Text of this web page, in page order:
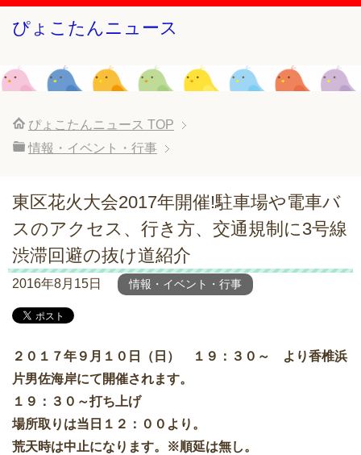
ぴょこたんニュース
ぴょこたんニュース TOP
情報・イベント・行事
東区花火大会2017年開催!駐車場や電車バ
スのアクセス、行き方、交通規制に3号線
渋滞回避の抜け道紹介
2016年8月15日 情報・イベント・行事
２０１７年９月１０日（日） １９：３０～ より香椎浜
片男佐海岸にて開催されます。
１９：３０～打ち上げ
場所取りは当日１２：００より。
荒天時は中止になります。※順延は無し。